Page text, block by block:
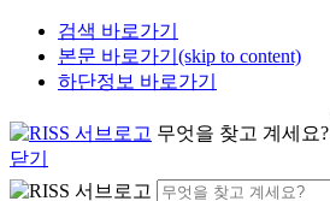
검색 바로가기
본문 바로가기(skip to content)
하단정보 바로가기
무엇을 찾고 계세요?
닫기